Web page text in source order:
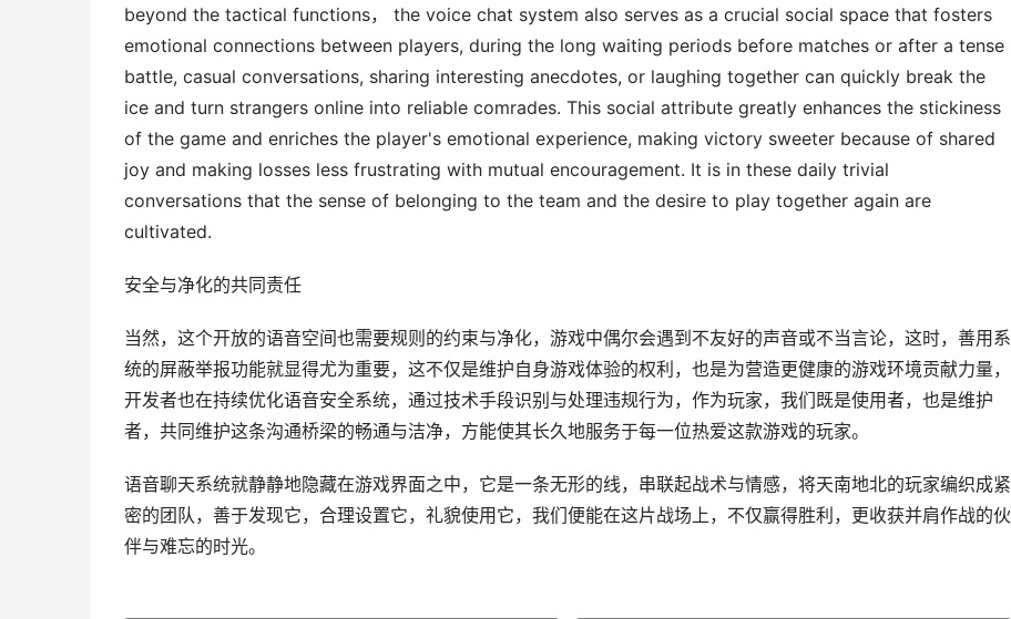
beyond the tactical functions， the voice chat system also serves as a crucial social space that fosters
emotional connections between players, during the long waiting periods before matches or after a tense
battle, casual conversations, sharing interesting anecdotes, or laughing together can quickly break the
ice and turn strangers online into reliable comrades. This social attribute greatly enhances the stickiness
of the game and enriches the player's emotional experience, making victory sweeter because of shared
joy and making losses less frustrating with mutual encouragement. It is in these daily trivial
conversations that the sense of belonging to the team and the desire to play together again are
cultivated.
安全与净化的共同责任
当然，这个开放的语音空间也需要规则的约束与净化，游戏中偶尔会遇到不友好的声音或不当言论，这时，善用系
统的屏蔽举报功能就显得尤为重要，这不仅是维护自身游戏体验的权利，也是为营造更健康的游戏环境贡献力量，
开发者也在持续优化语音安全系统，通过技术手段识别与处理违规行为，作为玩家，我们既是使用者，也是维护
者，共同维护这条沟通桥梁的畅通与洁净，方能使其长久地服务于每一位热爱这款游戏的玩家。
语音聊天系统就静静地隐藏在游戏界面之中，它是一条无形的线，串联起战术与情感，将天南地北的玩家编织成紧
密的团队，善于发现它，合理设置它，礼貌使用它，我们便能在这片战场上，不仅赢得胜利，更收获并肩作战的伙
伴与难忘的时光。